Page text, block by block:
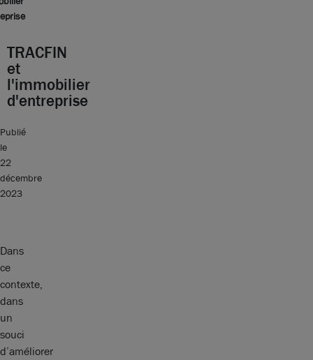
TRACFIN
et
l'immobilier
d'entreprise
Publié
le
22
décembre
2023
Dans
ce
contexte,
dans
un
souci
d’améliorer